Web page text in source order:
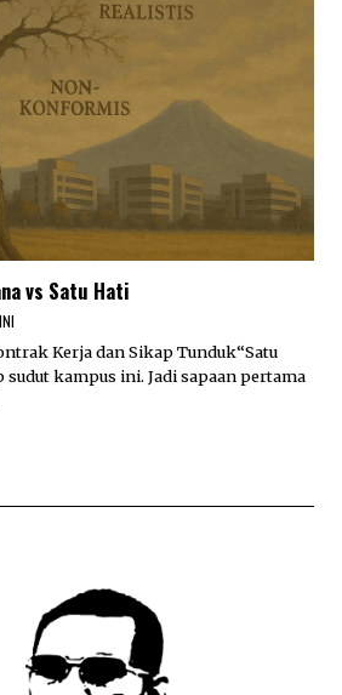
vs Satu Hati
Kerja dan Sikap Tunduk“Satu
kampus ini. Jadi sapaan pertama